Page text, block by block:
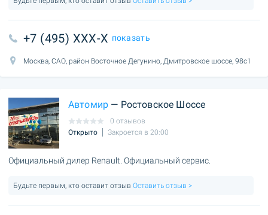
+7 (495) XXX-X показать
Москва, САО, район Восточное Дегунино, Дмитровское шоссе, 98с1
Автомир — Ростовское Шоссе
0 отзывов
Открыто
Закроется в 20:00
Официальный дилер Renault. Официальный сервис.
Будьте первым, кто оставит отзыв Оставить отзыв >